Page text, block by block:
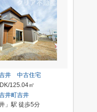
井 中古住宅
125.04㎡
井町吉井
」駅 徒歩5分